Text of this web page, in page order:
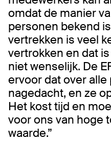
omdat de manier
personen bekend
vertrekken is veel
vertrokken en dat
niet wenselijk. De
ervoor dat over
nagedacht, en ze
Het kost tijd en
voor ons van hoge
waarde.”